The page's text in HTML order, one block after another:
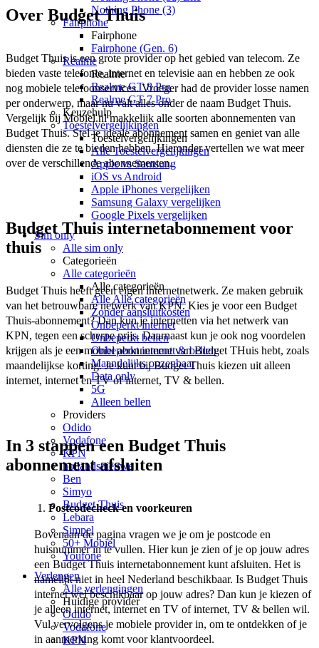
Nothing Phone (3)
Fairphone
Fairphone
Fairphone (Gen. 6)
Realme
Realme
Realme GT 8 Pro
Realme GT 7 Pro
Keuzehulp
Toestelvergelijkingen
Toestelvergelijkingen
Alle Toestelvergelijkingen
Apple vs Samsung
iOS vs Android
Apple iPhones vergelijken
Samsung Galaxy vergelijken
Google Pixels vergelijken
Sim only
Alle sim only
Categorieën
Alle categorieën
Alle categorieën
Alle Alle categorieën
Zonder aansluitkosten
Onbeperkt internet
Onbeperkt bellen
Onbeperkt internet & bellen
Maandelijks opzegbaar
Data only
5G
Alleen bellen
Providers
Odido
Vodafone
KPN
hollandsnieuwe
Ben
Simyo
Budget Thuis
Lebara
Simpel
50+ Mobiel
Youfone
Verlengen
Alle verlengingen
Huidige provider
Odido
Vodafone
KPN
Over Budget Thuis
Budget Thuis is een grote provider op het gebied van telecom. Ze
bieden vaste telefonie, internet en televisie aan en hebben ze ook
nog mobiele telefoonservices. Vroeger had de provider losse namen
per onderwerp, maar nu valt alles onder de naam Budget Thuis.
Vergelijk bij Mobiel.nl makkelijk alle soorten abonnementen van
Budget Thuis. Stel je ideale abonnement samen en geniet van alle
diensten die ze te bieden hebben. Hieronder vertellen we wat meer
over de verschillende abonnementen.
Budget Thuis internetabonnement voor
thuis
Budget Thuis heeft geen eigen internetnetwerk. Ze maken gebruik
van het betrouwbare netwerk van KPN. Kies je voor een Budget
Thuis-abonnement? Dan kun je internetten via het netwerk van
KPN, tegen een scherpe prijs. Daarnaast kun je ook nog voordelen
krijgen als je een mobiel abonnement van Budget THuis hebt, zoals
maandelijkse korting. Je kunt bij Budget Thuis kiezen uit alleen
internet, internet en TV of internet, TV & bellen.
In 3 stappen een Budget Thuis
abonnement afsluiten
Postcodecheck en voorkeuren
Bovenaan de pagina vragen we je om je postcode en
huisnummer in te vullen. Hier kun je zien of je op jouw adres
een Budget Thuis internetabonnement kunt afsluiten. Het is
namelijk niet in heel Nederland beschikbaar. Is Budget Thuis
internet wel beschikbaar op jouw adres? Dan kun je kiezen of
je alleen internet, internet en TV of internet, TV & bellen wil.
Vul vervolgens je mobiele provider in, om te ontdekken of je
in aanmerking komt voor klantvoordeel.